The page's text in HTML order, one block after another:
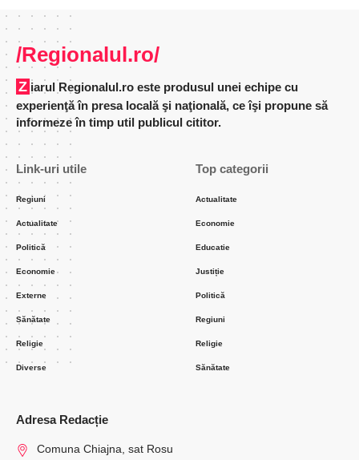
/Regionalul.ro/
Ziarul Regionalul.ro este produsul unei echipe cu
experienţă în presa locală şi naţională, ce îşi propune să
informeze în timp util publicul cititor.
Link-uri utile
Regiuni
Actualitate
Politică
Economie
Externe
Sănătate
Religie
Diverse
Top categorii
Actualitate
Economie
Educatie
Justiție
Politică
Regiuni
Religie
Sănătate
Adresa Redacție
Comuna Chiajna, sat Rosu